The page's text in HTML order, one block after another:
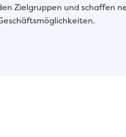
Zielgruppen und schaffen